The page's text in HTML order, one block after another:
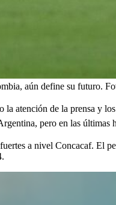
aún define su futuro.
la atención de la prensa y
pero en las últimas
a nivel Concacaf. El